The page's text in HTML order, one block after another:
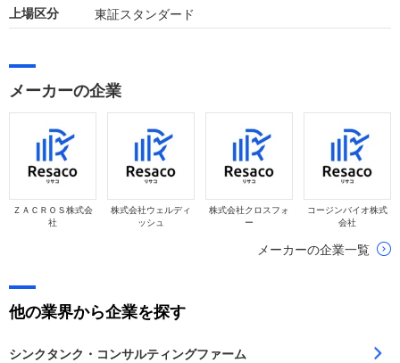
上場区分 東証スタンダード
メーカーの企業
ＺＡＣＲＯＳ株式会
社
株式会社ウェルディ
ッシュ
株式会社クロスフォ
ー
コージンバイオ株式
会社
メーカーの企業一覧
他の業界から企業を探す
シンクタンク・コンサルティングファーム